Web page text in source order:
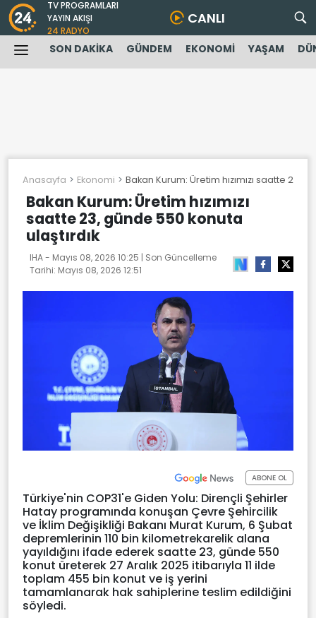
TV PROGRAMLARI
YAYIN AKIŞI
24 RADYO
CANLI
SON DAKİKA GÜNDEM EKONOMİ YAŞAM
Anasayfa Ekonomi Bakan Kurum: Üretim hızımızı saatte 23,
Bakan Kurum: Üretim hızımızı
saatte 23, günde 550 konuta
ulaştırdık
IHA - Mayıs 08, 2026 10:25 | Son Güncelleme
Tarihi: Mayıs 08, 2026 12:51
ABONE OL
Türkiye'nin COP31'e Giden Yolu: Dirençli Şehirler
Hatay programında konuşan Çevre Şehircilik
ve İklim Değişikliği Bakanı Murat Kurum, 6 Şubat
depremlerinin 110 bin kilometrekarelik alana
yayıldığını ifade ederek saatte 23, günde 550
konut üreterek 27 Aralık 2025 itibarıyla 11 ilde
toplam 455 bin konut ve iş yerini
tamamlanarak hak sahiplerine teslim edildiğini
söyledi.